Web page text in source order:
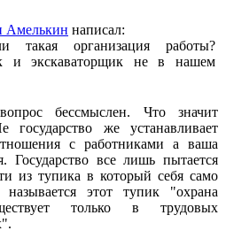
Амелькин написал:
такая организация работы?
и экскаваторщик не в нашем
бессмыслен. Что значит
государство же устанавливает
с работниками а ваша
Государство все лишь пытается
из тупика в который себя само
этот тупик "охрана
только в трудовых